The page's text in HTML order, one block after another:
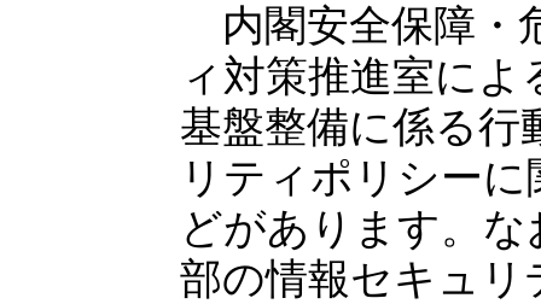
内閣安全保障・
ィ対策推進室に
基盤整備に係る行
リティポリシー
どがあります。
部の情報セキュリ